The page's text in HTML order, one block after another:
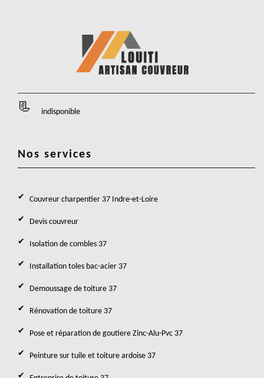
indisponible
Nos services
Couvreur charpentier 37 Indre-et-Loire
Devis couvreur
Isolation de combles 37
Installation toles bac-acier 37
Demoussage de toiture 37
Rénovation de toiture 37
Pose et réparation de goutiere Zinc-Alu-Pvc 37
Peinture sur tuile et toiture ardoise 37